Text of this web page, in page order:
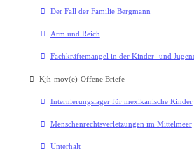
Der Fall der Familie Bergmann
Arm und Reich
Fachkräftemangel in der Kinder- und
Kjh-mov(e)-Offene Briefe
Internierungslager für mexikanische Kinder
Menschenrechtsverletzungen im Mittelmeer
Unterhalt